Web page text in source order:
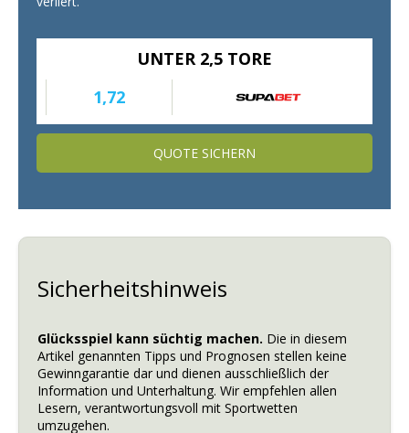
UNTER 2,5 TORE
1,72
QUOTE SICHERN
Sicherheitshinweis
Glücksspiel kann süchtig machen. Die in diesem
Artikel genannten Tipps und Prognosen stellen keine
Gewinngarantie dar und dienen ausschließlich der
Information und Unterhaltung. Wir empfehlen allen
Lesern, verantwortungsvoll mit Sportwetten
umzugehen.